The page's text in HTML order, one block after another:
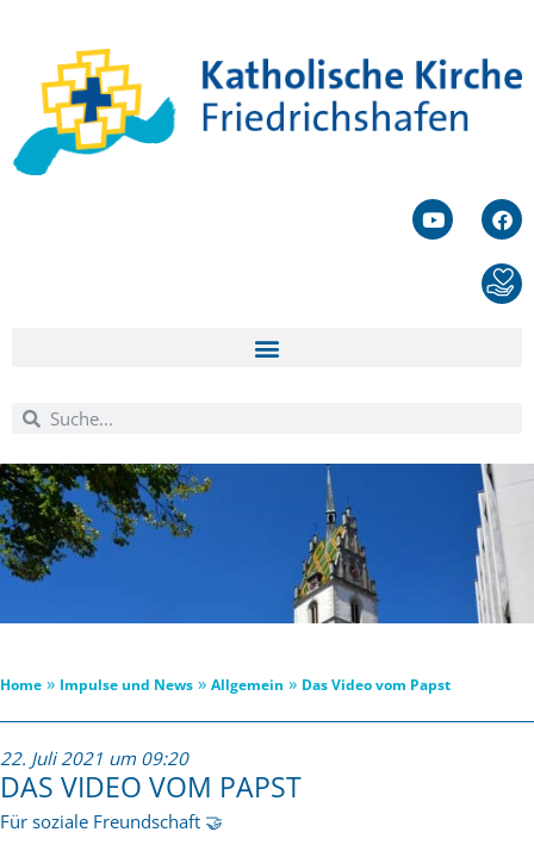
Home » Impulse und News » Allgemein » Das Video vom Papst
22. Juli 2021 um 09:20
DAS VIDEO VOM PAPST
Für soziale Freundschaft 🤝